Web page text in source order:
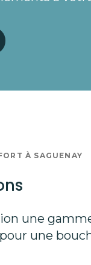
À SAGUENAY
une
une